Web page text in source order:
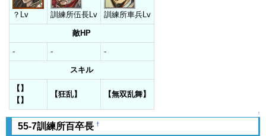
？Lv 訓練所伍長Lv 訓練所車兵Lv
敵HP
- - -
スキル
【】
【】
【狂乱】 【無双乱舞】
↑
55-7訓練所百卒長 †